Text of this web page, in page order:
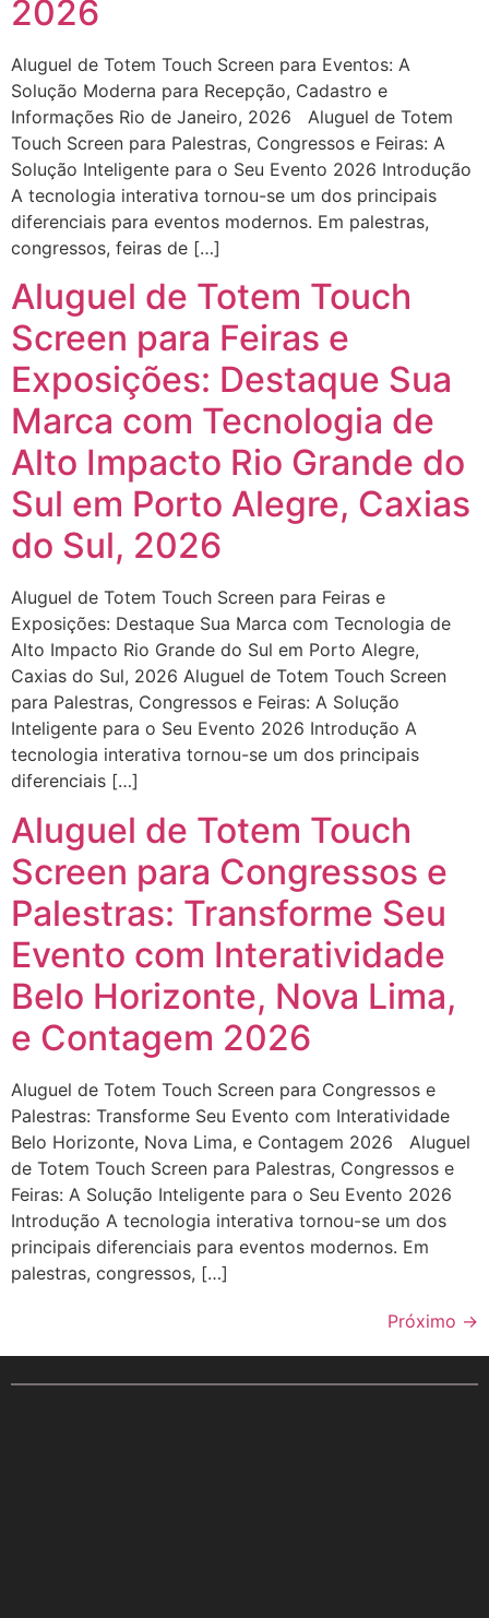
2026
Aluguel de Totem Touch Screen para Eventos: A
Solução Moderna para Recepção, Cadastro e
Informações Rio de Janeiro, 2026 Aluguel de Totem
Touch Screen para Palestras, Congressos e Feiras: A
Solução Inteligente para o Seu Evento 2026 Introdução
A tecnologia interativa tornou-se um dos principais
diferenciais para eventos modernos. Em palestras,
congressos, feiras de […]
Aluguel de Totem Touch
Screen para Feiras e
Exposições: Destaque Sua
Marca com Tecnologia de
Alto Impacto Rio Grande do
Sul em Porto Alegre, Caxias
do Sul, 2026
Aluguel de Totem Touch Screen para Feiras e
Exposições: Destaque Sua Marca com Tecnologia de
Alto Impacto Rio Grande do Sul em Porto Alegre,
Caxias do Sul, 2026 Aluguel de Totem Touch Screen
para Palestras, Congressos e Feiras: A Solução
Inteligente para o Seu Evento 2026 Introdução A
tecnologia interativa tornou-se um dos principais
diferenciais […]
Aluguel de Totem Touch
Screen para Congressos e
Palestras: Transforme Seu
Evento com Interatividade
Belo Horizonte, Nova Lima,
e Contagem 2026
Aluguel de Totem Touch Screen para Congressos e
Palestras: Transforme Seu Evento com Interatividade
Belo Horizonte, Nova Lima, e Contagem 2026 Aluguel
de Totem Touch Screen para Palestras, Congressos e
Feiras: A Solução Inteligente para o Seu Evento 2026
Introdução A tecnologia interativa tornou-se um dos
principais diferenciais para eventos modernos. Em
palestras, congressos, […]
Próximo →